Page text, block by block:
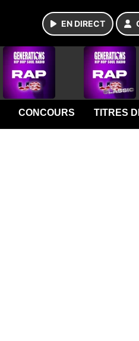
EN DIRECT
CONCOURS TITRES